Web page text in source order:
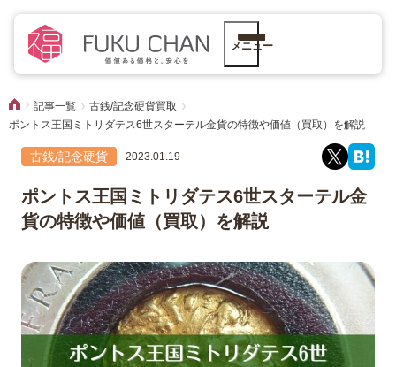
メニュー
記事一覧
古銭/記念硬貨買取
ポントス王国ミトリダテス6世スターテル金貨の特徴や価値（買取）を解説
古銭/記念硬貨 2023.01.19
ポントス王国ミトリダテス6世スターテル金
貨の特徴や価値（買取）を解説